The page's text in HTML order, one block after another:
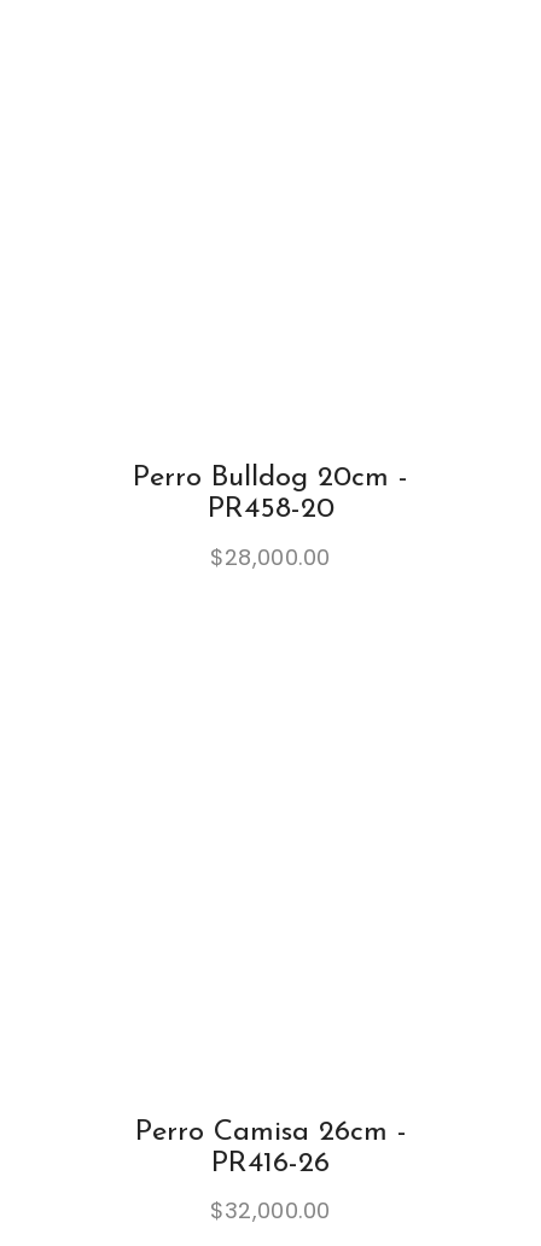
Perro Bulldog 20cm -
PR458-20
$28,000.00
Perro Camisa 26cm -
PR416-26
$32,000.00